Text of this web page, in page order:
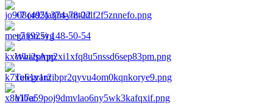
+7 (495) 374-78-22
+7 (925) 148-50-54
WhatsApp
Telegram
Viber